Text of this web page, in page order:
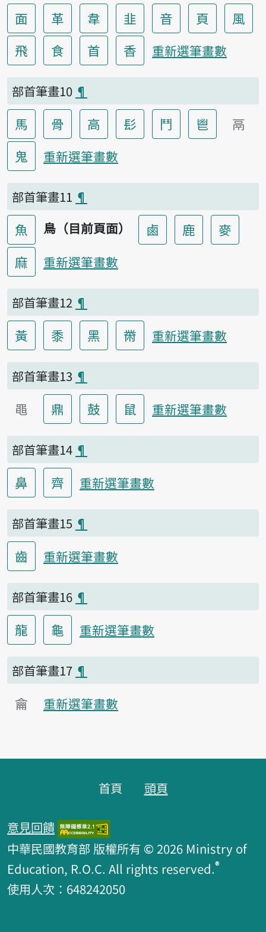
面 革 韋 韭 音 頁
風
飛
食 首 香 重新選筆畫數
部首筆畫10 ¶
馬 骨 高 髟 鬥 鬯
鬲
鬼
重新選筆畫數
部首筆畫11 ¶
魚 鳥（目前頁面） 鹵 鹿
麥
麻
重新選筆畫數
部首筆畫12 ¶
黃 黍 黑 黹 重新選筆畫數
部首筆畫13 ¶
黽 鼎 鼓 鼠 重新選筆畫數
部首筆畫14 ¶
鼻 齊 重新選筆畫數
部首筆畫15 ¶
齒 重新選筆畫數
部首筆畫16 ¶
龍 龜 重新選筆畫數
部首筆畫17 ¶
龠 重新選筆畫數
首頁 頭頁
意見回饋
中華民國教育部 版權所有 © 2026 Ministry of
Education, R.O.C. All rights reserved.®
使用人次：648242050